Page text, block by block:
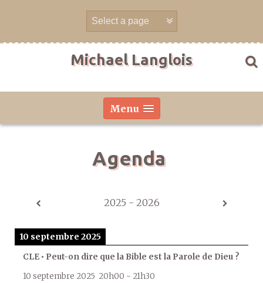
Michael Langlois
Menu
Agenda
2025 - 2026
10 septembre 2025
CLE • Peut-on dire que la Bible est la Parole de Dieu ?
10 septembre 2025 20h00 - 21h30